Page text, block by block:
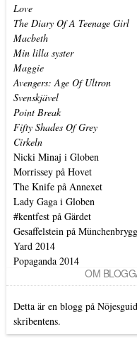
Love
The Diary Of A Teenage Girl
Macbeth
Min lilla syster
Maggie
Avengers: Age Of Ultron
Svenskjävel
Point Break
Fifty Shades Of Grey
Cirkeln
Nicki Minaj i Globen
Morrissey på Hovet
The Knife på Annexet
Lady Gaga i Globen
#kentfest på Gärdet
Gesaffelstein på
Yard 2014
Popaganda 2014
OM
Detta är en blogg på
skribentens.